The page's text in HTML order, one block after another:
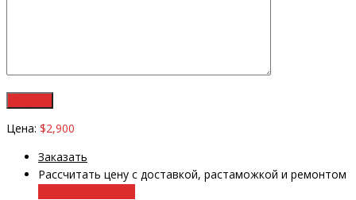
Цена: $2,900
Заказать
Рассчитать цену с доставкой, растаможкой и ремонтом